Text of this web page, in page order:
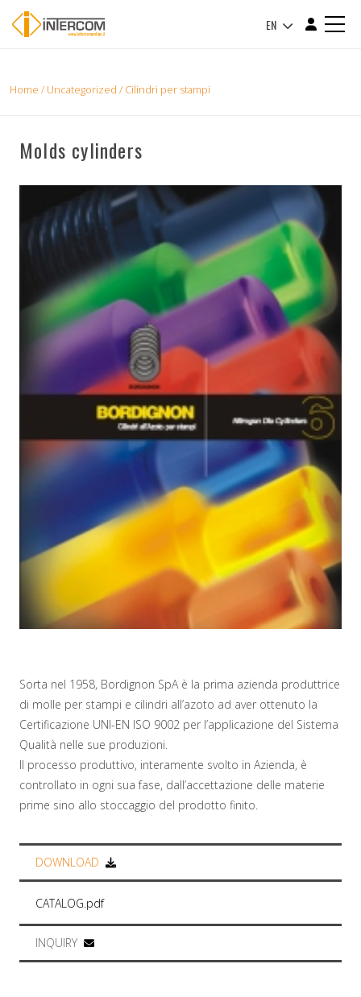
EN
Home / Uncategorized / Cilindri per stampi
Molds cylinders
Sorta nel 1958, Bordignon SpA è la prima azienda produttrice
di molle per stampi e cilindri all’azoto ad aver ottenuto la
Certificazione UNI-EN ISO 9002 per l’applicazione del Sistema
Qualità nelle sue produzioni.
Il processo produttivo, interamente svolto in Azienda, è
controllato in ogni sua fase, dall’accettazione delle materie
prime sino allo stoccaggio del prodotto finito.
DOWNLOAD
CATALOG.pdf
INQUIRY